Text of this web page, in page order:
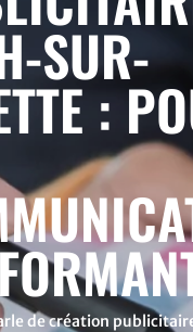
SUR-
:
de création